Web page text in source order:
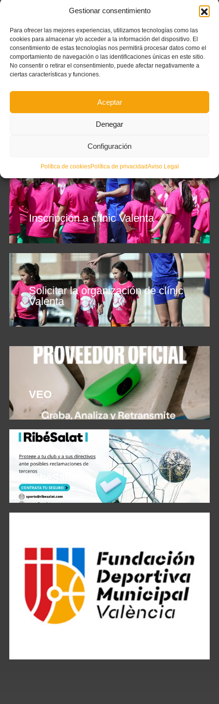
Gestionar consentimiento
Para ofrecer las mejores experiencias, utilizamos tecnologías como las
cookies para almacenar y/o acceder a la información del dispositivo. El
consentimiento de estas tecnologías nos permitirá procesar datos como el
comportamiento de navegación o las identificaciones únicas en este sitio.
No consentir o retirar el consentimiento, puede afectar negativamente a
ciertas características y funciones.
Aceptar
Denegar
Configuración
Política de cookiesPolítica de privacidadAviso Legal
Inscripción a clínic Valenta
Solicitar la organización de clínic
Valenta
VEO